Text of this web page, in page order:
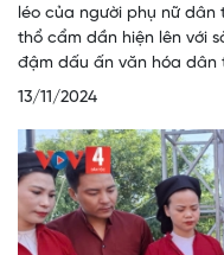
léo của người phụ nữ dân
thổ cẩm dần hiện lên với
đậm dấu ấn văn hóa dân
13/11/2024